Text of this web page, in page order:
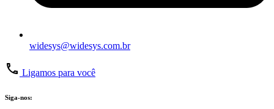
widesys@widesys.com.br
Ligamos para você
Siga-nos: